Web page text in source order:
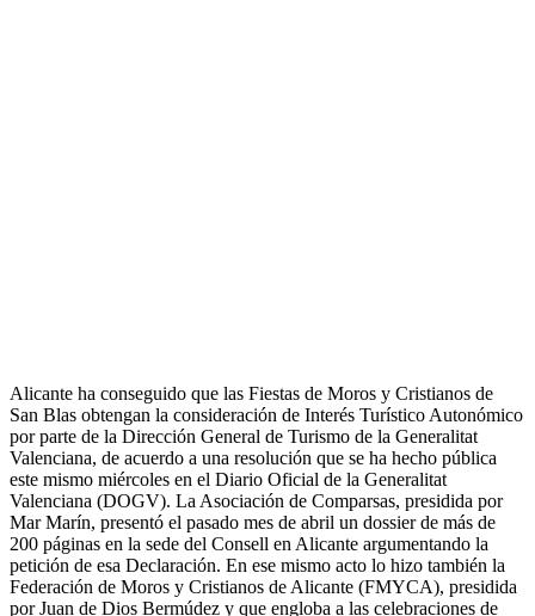
Alicante ha conseguido que las Fiestas de Moros y Cristianos de
San Blas obtengan la consideración de Interés Turístico Autonómico
por parte de la Dirección General de Turismo de la Generalitat
Valenciana, de acuerdo a una resolución que se ha hecho pública
este mismo miércoles en el Diario Oficial de la Generalitat
Valenciana (DOGV). La Asociación de Comparsas, presidida por
Mar Marín, presentó el pasado mes de abril un dossier de más de
200 páginas en la sede del Consell en Alicante argumentando la
petición de esa Declaración. En ese mismo acto lo hizo también la
Federación de Moros y Cristianos de Alicante (FMYCA), presidida
por Juan de Dios Bermúdez y que engloba a las celebraciones de